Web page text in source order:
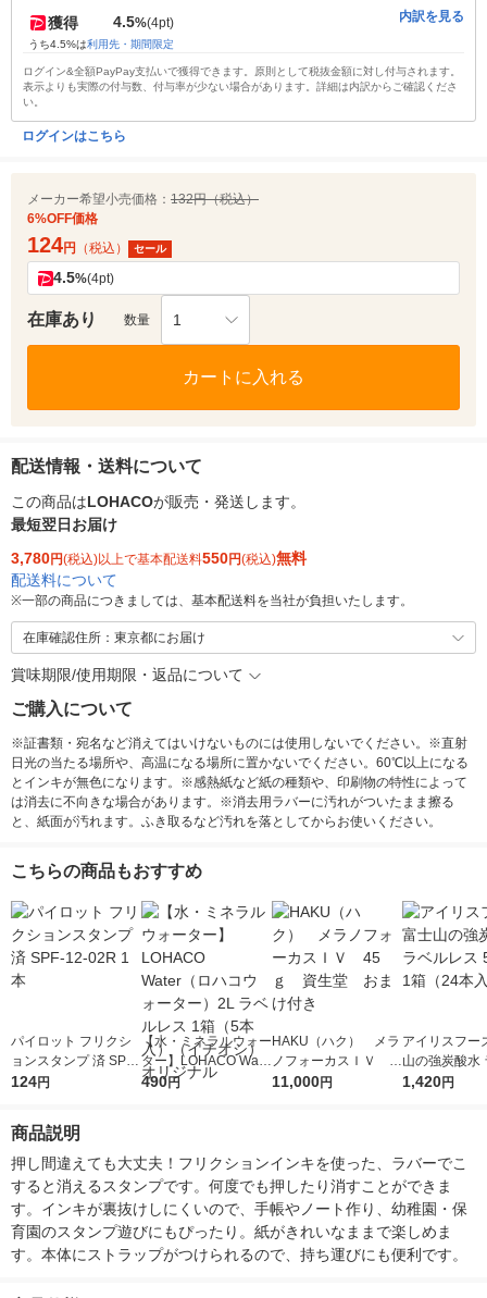
獲得 4.5%(4pt)
うち4.5%は利用先・期間限定
内訳を見る
ログイン&全額PayPay支払いで獲得できます。原則として税抜金額に対し付与されます。
表示よりも実際の付与数、付与率が少ない場合があります。詳細は内訳からご確認くださ
い。
ログインはこちら
メーカー希望小売価格： 132円（税込）
6%OFF価格
124円 （税込） セール
4.5%(4pt)
在庫あり 数量 1
カートに入れる
配送情報・送料について
この商品はLOHACOが販売・発送します。
最短翌日お届け
3,780円(税込)以上で基本配送料550円(税込)無料
配送料について
※一部の商品につきましては、基本配送料を当社が負担いたします。
在庫確認住所：東京都にお届け
賞味期限/使用期限・返品について
ご購入について
※証書類・宛名など消えてはいけないものには使用しないでください。※直射
日光の当たる場所や、高温になる場所に置かないでください。60℃以上になる
とインキが無色になります。※感熱紙など紙の種類や、印刷物の特性によって
は消去に不向きな場合があります。※消去用ラバーに汚れがついたまま擦る
と、紙面が汚れます。ふき取るなど汚れを落としてからお使いください。
こちらの商品もおすすめ
パイロット フリクシ
ョンスタンプ 済 SPF-
12-02R 1本
124円
【水・ミネラルウォー
ター】LOHACO Wate
r（ロハコウォータ
490円
HAKU（ハク） メラ
ノフォーカスＩＶ 4
5ｇ 資生堂 おまけ
11,000円
アイリスフー
山の強炭酸水
レス 500ml 1
1,420円
商品説明
押し間違えても大丈夫！フリクションインキを使った、ラバーでこ
すると消えるスタンプです。何度でも押したり消すことができま
す。インキが裏抜けしにくいので、手帳やノート作り、幼稚園・保
育園のスタンプ遊びにもぴったり。紙がきれいなままで楽しめま
す。本体にストラップがつけられるので、持ち運びにも便利です。